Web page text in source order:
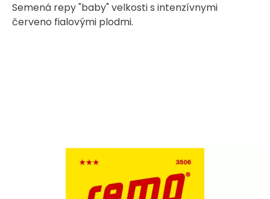
Semená repy "baby" velkosti s intenzívnymi
červeno fialovými plodmi.